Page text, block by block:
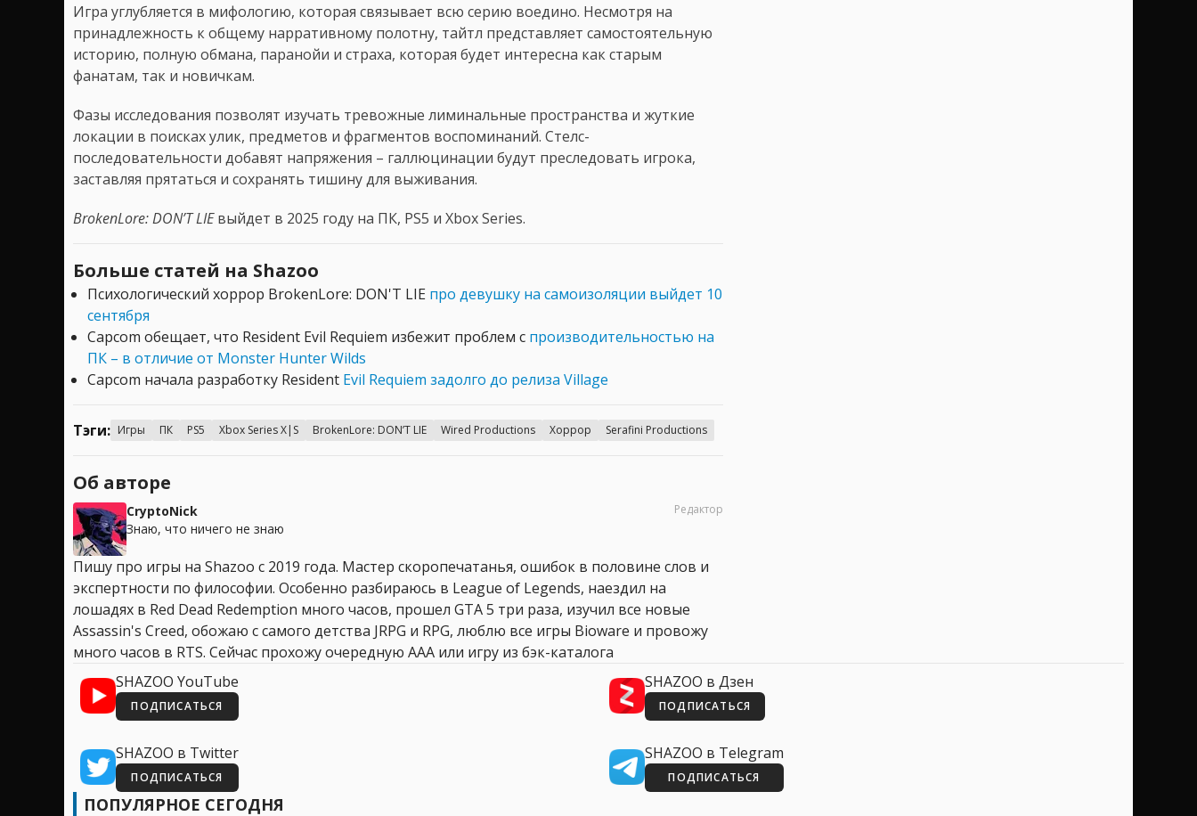
Игра углубляется в мифологию, которая связывает всю серию воедино. Несмотря на
принадлежность к общему нарративному полотну, тайтл представляет самостоятельную
историю, полную обмана, паранойи и страха, которая будет интересна как старым
фанатам, так и новичкам.
Фазы исследования позволят изучать тревожные лиминальные пространства и жуткие
локации в поисках улик, предметов и фрагментов воспоминаний. Стелс-
последовательности добавят напряжения – галлюцинации будут преследовать игрока,
заставляя прятаться и сохранять тишину для выживания.
BrokenLore: DON’T LIEвыйдет в 2025 году на ПК, PS5 и Xbox Series.
Больше статей на Shazoo
Психологический хоррор BrokenLore: DON'T LIE про девушку на самоизоляции выйдет 10
сентября
Capcom обещает, что Resident Evil Requiem избежит проблем с производительностью на
ПК – в отличие от Monster Hunter Wilds
Capcom начала разработку Resident Evil Requiem задолго до релиза Village
Тэги: Игры ПК PS5 Xbox Series X|S BrokenLore: DON’T LIE Wired Productions Хоррор Serafini Productions
Об авторе
CryptoNick
Знаю, что ничего не знаю
Редактор
Пишу про игры на Shazoo с 2019 года. Мастер скоропечатанья, ошибок в половине слов и
экспертности по философии. Особенно разбираюсь в League of Legends, наездил на
лошадях в Red Dead Redemption много часов, прошел GTA 5 три раза, изучил все новые
Assassin's Creed, обожаю с самого детства JRPG и RPG, люблю все игры Bioware и провожу
много часов в RTS. Сейчас прохожу очередную AAA или игру из бэк-каталога
SHAZOO YouTube
ПОДПИСАТЬСЯ
SHAZOO в Дзен
ПОДПИСАТЬСЯ
SHAZOO в Twitter
ПОДПИСАТЬСЯ
SHAZOO в Telegram
ПОДПИСАТЬСЯ
ПОПУЛЯРНОЕ СЕГОДНЯ